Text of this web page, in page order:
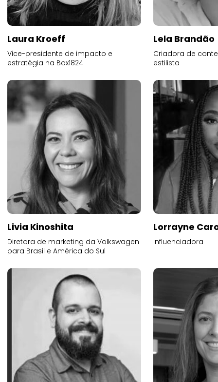
Laura Kroeff
Vice-presidente de impacto e
estratégia na Box1824
Lela Brandão
Criadora de
estilista
Livia Kinoshita
Diretora de marketing da Volkswagen
para Brasil e América do Sul
Lorrayne
Influenciadora